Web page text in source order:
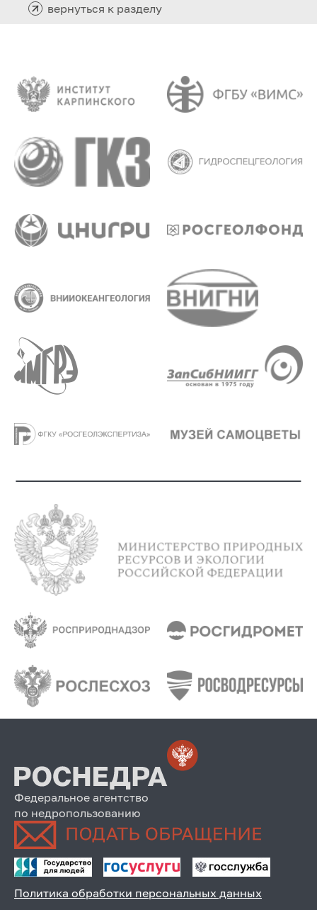
вернуться к разделу
Федеральное агентство
по недропользованию
Политика обработки персональных данных